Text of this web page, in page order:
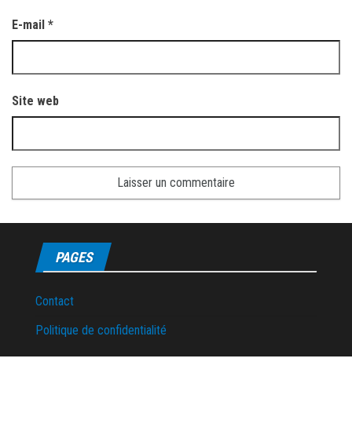
E-mail *
Site web
PAGES
Contact
Politique de confidentialité